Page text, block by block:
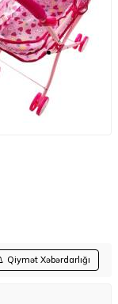
Qiymət Xəbərdarlığı